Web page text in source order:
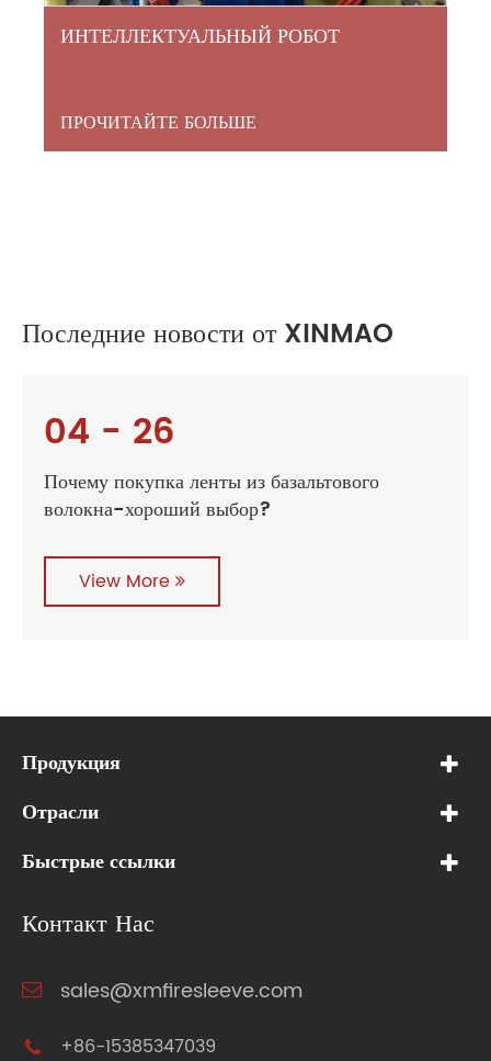
ИНТЕЛЛЕКТУАЛЬНЫЙ РОБОТ
ПРОЧИТАЙТЕ БОЛЬШЕ
Последние новости от XINMAO
04 - 26
Почему покупка ленты из базальтового
волокна-хороший выбор?
View More
Продукция
Отрасли
Быстрые ссылки
Контакт Нас
sales@xmfiresleeve.com
+86-15385347039